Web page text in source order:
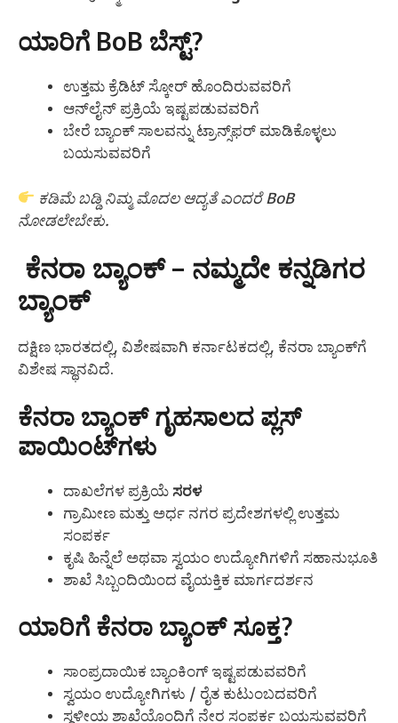
ಯಾರಿಗೆ BoB ಬೆಸ್ಟ್?
ಉತ್ತಮ ಕ್ರೆಡಿಟ್ ಸ್ಕೋರ್ ಹೊಂದಿರುವವರಿಗೆ
ಆನ್‌ಲೈನ್ ಪ್ರಕ್ರಿಯೆ ಇಷ್ಟಪಡುವವರಿಗೆ
ಬೇರೆ ಬ್ಯಾಂಕ್ ಸಾಲವನ್ನು ಟ್ರಾನ್ಸ್‌ಫರ್ ಮಾಡಿಕೊಳ್ಳಲು
ಬಯಸುವವರಿಗೆ
ಕಡಿಮೆ ಬಡ್ಡಿ ನಿಮ್ಮ ಮೊದಲ ಆದ್ಯತೆ ಎಂದರೆ BoB
ನೋಡಲೇಬೇಕು.
ಕೆನರಾ ಬ್ಯಾಂಕ್ – ನಮ್ಮದೇ ಕನ್ನಡಿಗರ
ಬ್ಯಾಂಕ್
ದಕ್ಷಿಣ ಭಾರತದಲ್ಲಿ, ವಿಶೇಷವಾಗಿ ಕರ್ನಾಟಕದಲ್ಲಿ, ಕೆನರಾ ಬ್ಯಾಂಕ್‌ಗೆ
ವಿಶೇಷ ಸ್ಥಾನವಿದೆ.
ಕೆನರಾ ಬ್ಯಾಂಕ್ ಗೃಹಸಾಲದ ಪ್ಲಸ್
ಪಾಯಿಂಟ್‌ಗಳು
ದಾಖಲೆಗಳ ಪ್ರಕ್ರಿಯೆಸರಳ
ಗ್ರಾಮೀಣ ಮತ್ತು ಅರ್ಧ ನಗರ ಪ್ರದೇಶಗಳಲ್ಲಿ ಉತ್ತಮ
ಸಂಪರ್ಕ
ಕೃಷಿ ಹಿನ್ನೆಲೆ ಅಥವಾ ಸ್ವಯಂ ಉದ್ಯೋಗಿಗಳಿಗೆ ಸಹಾನುಭೂತಿ
ಶಾಖೆ ಸಿಬ್ಬಂದಿಯಿಂದ ವೈಯಕ್ತಿಕ ಮಾರ್ಗದರ್ಶನ
ಯಾರಿಗೆ ಕೆನರಾ ಬ್ಯಾಂಕ್ ಸೂಕ್ತ?
ಸಾಂಪ್ರದಾಯಿಕ ಬ್ಯಾಂಕಿಂಗ್ ಇಷ್ಟಪಡುವವರಿಗೆ
ಸ್ವಯಂ ಉದ್ಯೋಗಿಗಳು / ರೈತ ಕುಟುಂಬದವರಿಗೆ
ಸ್ಥಳೀಯ ಶಾಖೆಯೊಂದಿಗೆ ನೇರ ಸಂಪರ್ಕ ಬಯಸುವವರಿಗೆ